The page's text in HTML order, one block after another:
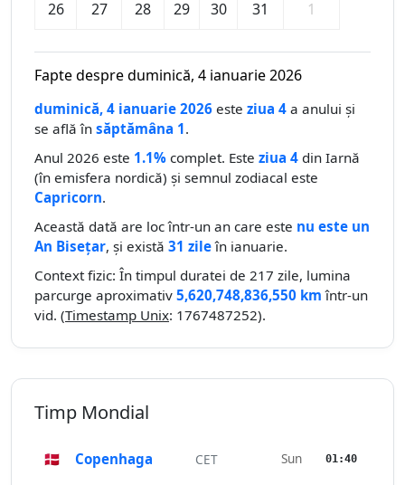
26 27 28 29 30 31 1
Fapte despre duminică, 4 ianuarie 2026
duminică, 4 ianuarie 2026 este ziua 4 a anului și
se află în săptămâna 1.
Anul 2026 este 1.1% complet. Este ziua 4 din Iarnă
(în emisfera nordică) și semnul zodiacal este
Capricorn.
Această dată are loc într-un an care este nu este un
An Bisețar, și există 31 zileîn ianuarie.
Context fizic: În timpul duratei de 217 zile, lumina
parcurge aproximativ 5,620,748,836,550 km într-un
vid. (Timestamp Unix: 1767487252).
Timp Mondial
🇩🇰 Copenhaga CET Sun 01:40